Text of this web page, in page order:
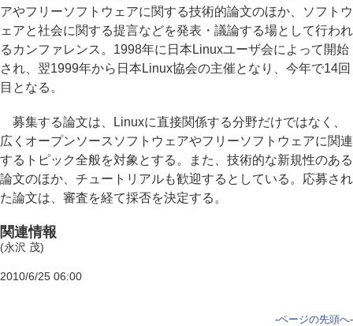
アやフリーソフトウェアに関する技術的論文のほか、ソフトウ
ェアと社会に関する提言などを発表・議論する場として行われ
るカンファレンス。1998年に日本Linuxユーザ会によって開始
され、翌1999年から日本Linux協会の主催となり、今年で14回
目となる。
募集する論文は、Linuxに直接関係する分野だけではなく、
広くオープンソースソフトウェアやフリーソフトウェアに関連
するトピック全般を対象とする。また、技術的な新規性のある
論文のほか、チュートリアルも歓迎するとしている。応募され
た論文は、審査を経て採否を決定する。
関連情報
(永沢 茂)
2010/6/25 06:00
-ページの先頭へ-